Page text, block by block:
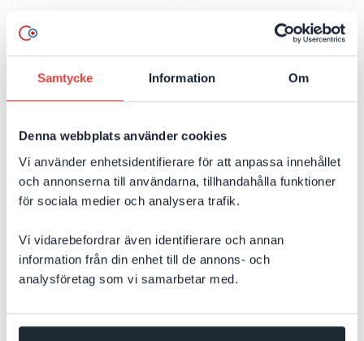
Samtycke Information Om
Denna webbplats använder cookies
Vi använder enhetsidentifierare för att anpassa innehållet
och annonserna till användarna, tillhandahålla funktioner
för sociala medier och analysera trafik.
Vi vidarebefordrar även identifierare och annan
information från din enhet till de annons- och
analysföretag som vi samarbetar med.
SharePoint-plattformen &
erfarna SharePoint-konsulter
SharePoint är en central del av Microsoft 365 –
integrerat med Teams, intranät och övriga
dokumenthantering - mer kraftfullt och effektivt
blir det inte.